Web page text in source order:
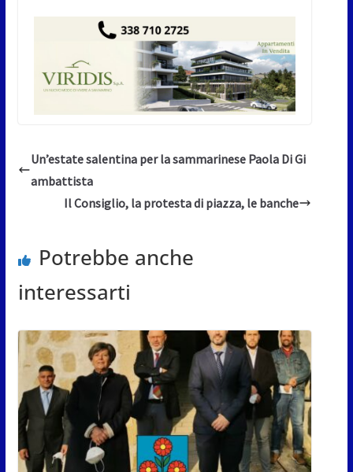
Un’estate salentina per la sammarinese Paola Di Gi
ambattista
Il Consiglio, la protesta di piazza, le banche
Potrebbe anche
interessarti